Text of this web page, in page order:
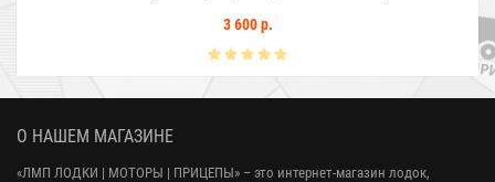
3 600 р.
О НАШЕМ МАГАЗИНЕ
«ЛМП ЛОДКИ | МОТОРЫ | ПРИЦЕПЫ» – это интернет-магазин лодок,